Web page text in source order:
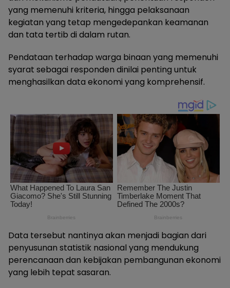
yang memenuhi kriteria, hingga pelaksanaan
kegiatan yang tetap mengedepankan keamanan
dan tata tertib di dalam rutan.
Pendataan terhadap warga binaan yang memenuhi
syarat sebagai responden dinilai penting untuk
menghasilkan data ekonomi yang komprehensif.
Data tersebut nantinya akan menjadi bagian dari
penyusunan statistik nasional yang mendukung
perencanaan dan kebijakan pembangunan ekonomi
yang lebih tepat sasaran.